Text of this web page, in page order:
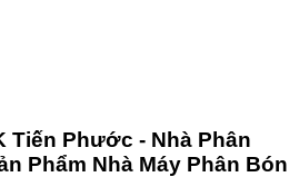
Tiến Phước - Nhà Phân
Phẩm Nhà Máy Phân Bón